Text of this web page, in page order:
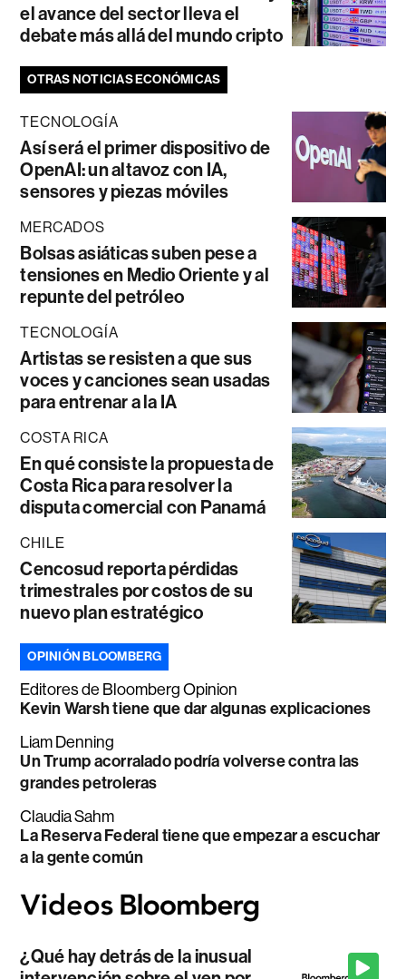
el avance del sector lleva el
debate más allá del mundo cripto
OTRAS NOTICIAS ECONÓMICAS
TECNOLOGÍA
Así será el primer dispositivo de
OpenAI: un altavoz con IA,
sensores y piezas móviles
MERCADOS
Bolsas asiáticas suben pese a
tensiones en Medio Oriente y al
repunte del petróleo
TECNOLOGÍA
Artistas se resisten a que sus
voces y canciones sean usadas
para entrenar a la IA
COSTA RICA
En qué consiste la propuesta de
Costa Rica para resolver la
disputa comercial con Panamá
CHILE
Cencosud reporta pérdidas
trimestrales por costos de su
nuevo plan estratégico
OPINIÓN BLOOMBERG
Editores de Bloomberg Opinion
Kevin Warsh tiene que dar algunas explicaciones
Liam Denning
Un Trump acorralado podría volverse contra las
grandes petroleras
Claudia Sahm
La Reserva Federal tiene que empezar a escuchar
a la gente común
¿Qué hay detrás de la inusual